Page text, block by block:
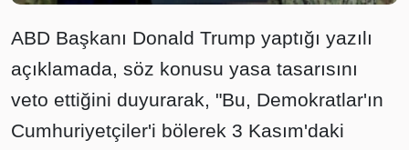
ABD Başkanı Donald Trump yaptığı yazılı
açıklamada, söz konusu yasa tasarısını
veto ettiğini duyurarak, "Bu, Demokratlar'ın
Cumhuriyetçiler'i bölerek 3 Kasım'daki